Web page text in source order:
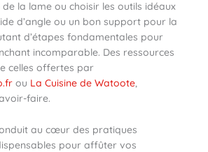
la lame ou choisir les outils idéaux
d’angle ou un bon support pour la
d’étapes fondamentales pour
incomparable. Des ressources
celles offertes par
ou La Cuisine de Watoote,
faire.
au cœur des pratiques
pour affûter vos